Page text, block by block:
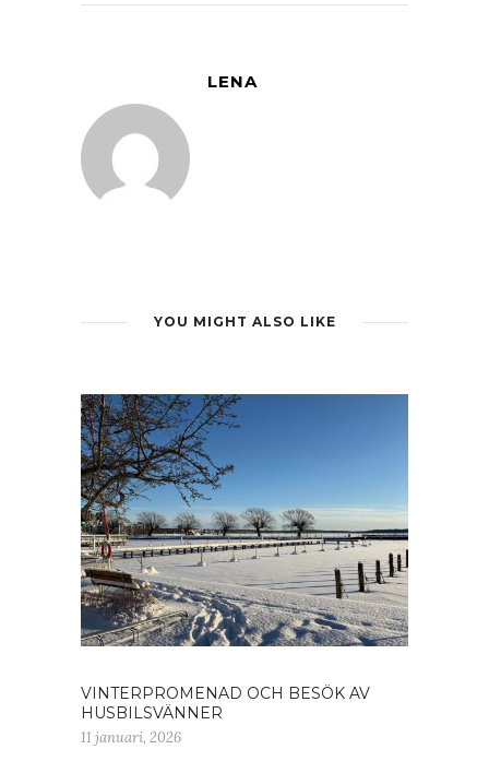
LENA
YOU MIGHT ALSO LIKE
VINTERPROMENAD OCH BESÖK AV
HUSBILSVÄNNER
11 januari, 2026